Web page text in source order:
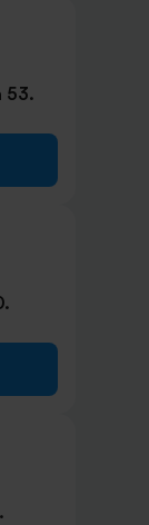
53.